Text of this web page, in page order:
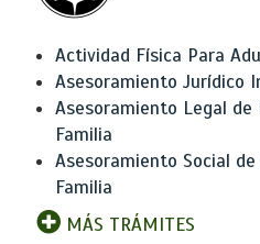
Actividad Física Para
Asesoramiento Jurídico
Asesoramiento Legal de
Familia
Asesoramiento Social
Familia
MÁS TRÁMITES